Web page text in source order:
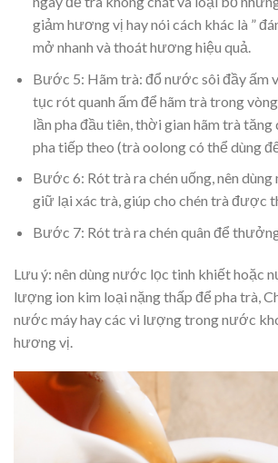
giảm hương vị hay nói cách khác là ”
mở nhanh và thoát hương hiệu quả.
Bước 5: Hãm trà: đổ nước sôi đầy ấm
tục rót quanh ấm để hãm trà trong
lần pha đầu tiên, thời gian hãm trà tăng
pha tiếp theo (trà oolong có thể dùng
Bước 6: Rót trà ra chén uống, nên
giữ lại xác trà, giúp cho chén trà được
Bước 7: Rót trà ra chén quân để
Lưu ý: nên dùng nước lọc tinh khiết hoặc
lượng ion kim loại nặng thấp để pha trà,
nước máy hay các vi lượng trong nước
hương vị.